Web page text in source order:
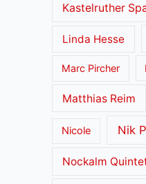
Kastelruther
Linda Hesse
Marc Pircher
Matthias Reim
Nicole Nik P
Nockalm